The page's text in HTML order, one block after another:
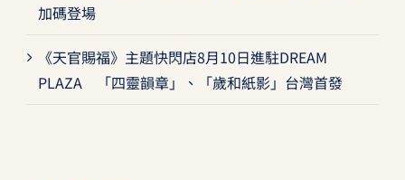
加碼登場
《天官賜福》主題快閃店8月10日進駐DREAM
PLAZA 「四靈韻章」、「歲和紙影」台灣首發